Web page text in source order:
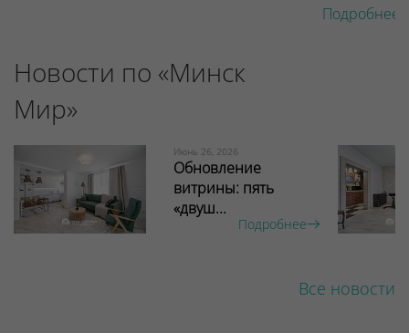
Подробнее
Новости по «Минск
Мир»
Июнь 26, 2026
Обновление
витрины: пять
«двуш...
Подробнее
Все новости